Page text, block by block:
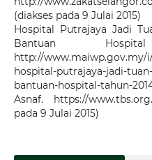
(diakses pada 9 Julai 2015)
Hospital Putrajaya Jadi
Bantuan
http://www.maiwp.gov.my/
hospital-putrajaya-jadi-
bantuan-hospital-tahun-
Asnaf. https://
pada 9 Julai 2015)